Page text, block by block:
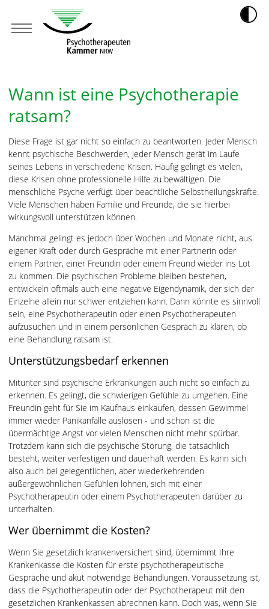
Wann ist eine Psychotherapie
ratsam?
Diese Frage ist gar nicht so einfach zu beantworten. Jeder Mensch
kennt psychische Beschwerden, jeder Mensch gerät im Laufe
seines Lebens in verschiedene Krisen. Häufig gelingt es vielen,
diese Krisen ohne professionelle Hilfe zu bewältigen. Die
menschliche Psyche verfügt über beachtliche Selbstheilungskräfte.
Viele Menschen haben Familie und Freunde, die sie hierbei
wirkungsvoll unterstützen können.
Manchmal gelingt es jedoch über Wochen und Monate nicht, aus
eigener Kraft oder durch Gespräche mit einer Partnerin oder
einem Partner, einer Freundin oder einem Freund wieder ins Lot
zu kommen. Die psychischen Probleme bleiben bestehen,
entwickeln oftmals auch eine negative Eigendynamik, der sich der
Einzelne allein nur schwer entziehen kann. Dann könnte es sinnvoll
sein, eine Psychotherapeutin oder einen Psychotherapeuten
aufzusuchen und in einem persönlichen Gespräch zu klären, ob
eine Behandlung ratsam ist.
Unterstützungsbedarf erkennen
Mitunter sind psychische Erkrankungen auch nicht so einfach zu
erkennen. Es gelingt, die schwierigen Gefühle zu umgehen. Eine
Freundin geht für Sie im Kaufhaus einkaufen, dessen Gewimmel
immer wieder Panikanfälle auslösen - und schon ist die
übermächtige Angst vor vielen Menschen nicht mehr spürbar.
Trotzdem kann sich die psychische Störung, die tatsächlich
besteht, weiter verfestigen und dauerhaft werden. Es kann sich
also auch bei gelegentlichen, aber wiederkehrenden
außergewöhnlichen Gefühlen lohnen, sich mit einer
Psychotherapeutin oder einem Psychotherapeuten darüber zu
unterhalten.
Wer übernimmt die Kosten?
Wenn Sie gesetzlich krankenversichert sind, übernimmt Ihre
Krankenkasse die Kosten für erste psychotherapeutische
Gespräche und akut notwendige Behandlungen. Voraussetzung ist,
dass die Psychotherapeutin oder der Psychotherapeut mit den
gesetzlichen Krankenkassen abrechnen kann. Doch was, wenn Sie